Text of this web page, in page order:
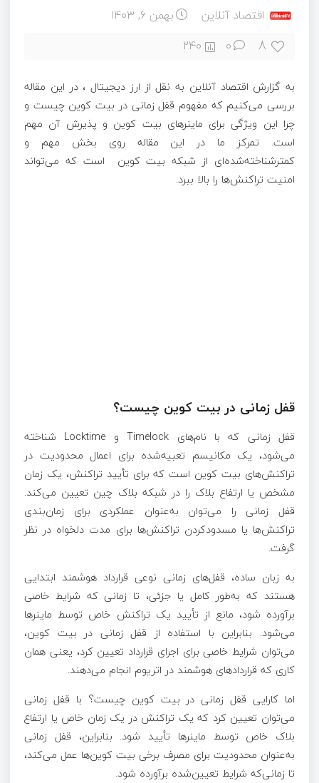
اقتصاد آنلاین بهمن ۶, ۱۴۰۳
8
0
240
به گزارش اقتصاد آنلاین به نقل از ارز دیجیتال ، در این مقاله
بررسی می‌کنیم که مفهوم قفل زمانی در بیت کوین چیست و
چرا این ویژگی برای ماینرهای بیت کوین و پذیرش آن مهم
است. تمرکز ما در این مقاله روی بخش مهم و
کمترشناخته‌شده‌ای از شبکه بیت کوین است که می‌تواند
امنیت تراکنش‌ها را بالا ببرد.
قفل زمانی در بیت کوین چیست؟
قفل زمانی که با نام‌های Timelock و Locktime شناخته
می‌شود، یک مکانیسم تعبیه‌شده برای اعمال محدودیت در
تراکنش‌های بیت کوین است که برای تأیید تراکنش، یک زمان
مشخص یا ارتفاع بلاک را در شبکه بلاک چین تعیین می‌کند.
قفل زمانی را می‌توان به‌عنوان عملکردی برای زمان‌بندی
تراکنش‌ها یا مسدودکردن تراکنش‌ها برای مدت دلخواه در نظر
گرفت.
به زبان ساده، قفل‌های زمانی نوعی قرارداد هوشمند ابتدایی
هستند که به‌طور کامل یا جزئی، تا زمانی‌ که شرایط خاصی
برآورده شود، مانع از تأیید یک تراکنش خاص توسط ماینرها
می‌شود. بنابراین با استفاده از قفل زمانی در بیت کوین،
می‌توان شرایط خاصی برای اجرای قرارداد تعیین کرد، یعنی همان
کاری که قراردادهای هوشمند در اتریوم انجام می‌دهند.
اما کارایی قفل زمانی در بیت کوین چیست؟ با قفل زمانی
می‌توان تعیین کرد که یک تراکنش در یک زمان خاص یا ارتفاع
بلاک خاص توسط ماینرها تأیید شود. بنابراین، قفل زمانی
به‌عنوان محدودیت برای مصرف برخی بیت کوین‌ها عمل می‌کند،
تا زمانی‌که شرایط تعیین‌شده برآورده شود.